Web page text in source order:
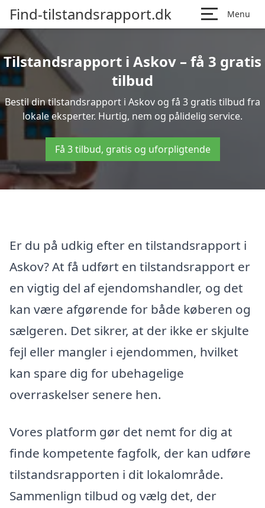
Find-tilstandsrapport.dk Menu
Tilstandsrapport i Askov – få 3 gratis
tilbud
Bestil din tilstandsrapport i Askov og få 3 gratis tilbud fra
lokale eksperter. Hurtig, nem og pålidelig service.
Få 3 tilbud, gratis og uforpligtende
Er du på udkig efter en tilstandsrapport i
Askov? At få udført en tilstandsrapport er
en vigtig del af ejendomshandler, og det
kan være afgørende for både køberen og
sælgeren. Det sikrer, at der ikke er skjulte
fejl eller mangler i ejendommen, hvilket
kan spare dig for ubehagelige
overraskelser senere hen.
Vores platform gør det nemt for dig at
finde kompetente fagfolk, der kan udføre
tilstandsrapporten i dit lokalområde.
Sammenlign tilbud og vælg det, der